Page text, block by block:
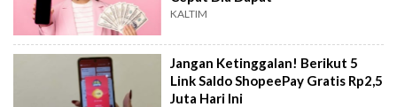
KALTIM
Jangan Ketinggalan! Berikut 5
Link Saldo ShopeePay Gratis Rp2,5
Juta Hari Ini